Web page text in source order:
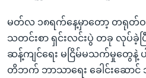
မတ်လ ၁၈ရက်နေ့မှာတော့ တရုတ်ဝန်
သတင်းစာ ရှင်းလင်းပွဲ တခု လုပ်
ဆန့်ကျင်ရေး မငြိမ်မသက်မှုတွေ
တိဘက် ဘာသာရေး ခေါင်းဆောင်